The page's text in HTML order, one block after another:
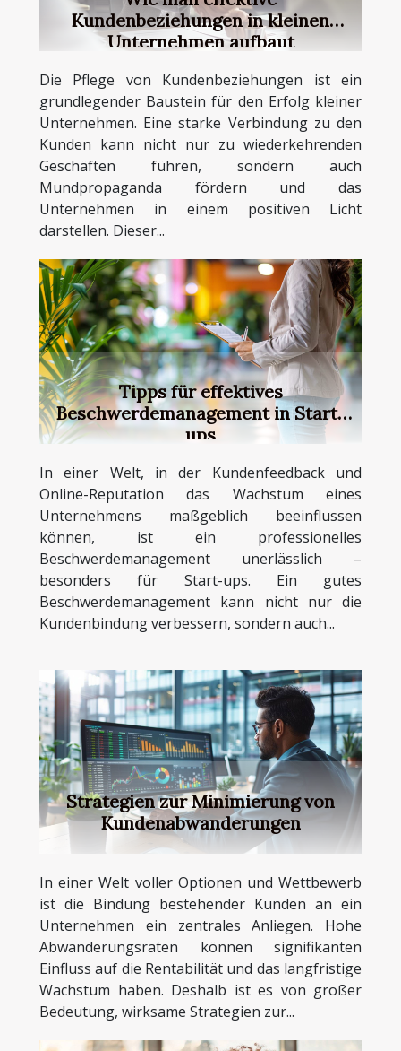
Kundenbeziehungen in kleinen
Unternehmen aufbaut
Die Pflege von Kundenbeziehungen ist ein
grundlegender Baustein für den Erfolg kleiner
Unternehmen. Eine starke Verbindung zu den
Kunden kann nicht nur zu wiederkehrenden
Geschäften führen, sondern auch
Mundpropaganda fördern und das
Unternehmen in einem positiven Licht
darstellen. Dieser...
Tipps für effektives
Beschwerdemanagement in Start-
ups
In einer Welt, in der Kundenfeedback und
Online-Reputation das Wachstum eines
Unternehmens maßgeblich beeinflussen
können, ist ein professionelles
Beschwerdemanagement unerlässlich –
besonders für Start-ups. Ein gutes
Beschwerdemanagement kann nicht nur die
Kundenbindung verbessern, sondern auch...
Strategien zur Minimierung von
Kundenabwanderungen
In einer Welt voller Optionen und Wettbewerb
ist die Bindung bestehender Kunden an ein
Unternehmen ein zentrales Anliegen. Hohe
Abwanderungsraten können signifikanten
Einfluss auf die Rentabilität und das langfristige
Wachstum haben. Deshalb ist es von großer
Bedeutung, wirksame Strategien zur...